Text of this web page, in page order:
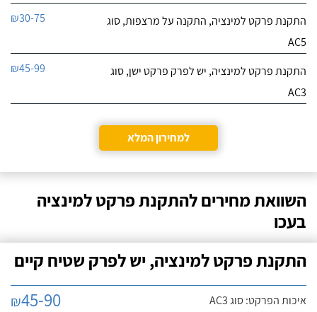
התקנת פרקט למינציה, התקנה על מרצפות, סוג
AC5
₪30-75
התקנת פרקט למינציה, יש לפרק פרקט ישן, סוג
AC3
₪45-99
למחירון המלא
השוואת מחירים להתקנת פרקט למינציה
בעכו
התקנת פרקט למינציה, יש לפרק שטיח קיים
איכות הפרקט: סוג AC3 ₪45-90